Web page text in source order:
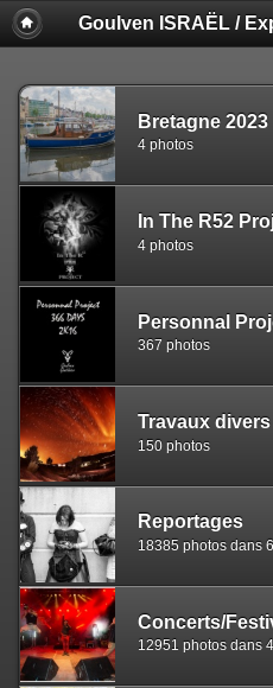
Goulven ISRAËL /
Bretagne 2023
4 photos
In The R52
4 photos
Personnal
367 photos
Travaux divers
150 photos
Reportages
18385 photos dans
Concerts/
12951 photos dans